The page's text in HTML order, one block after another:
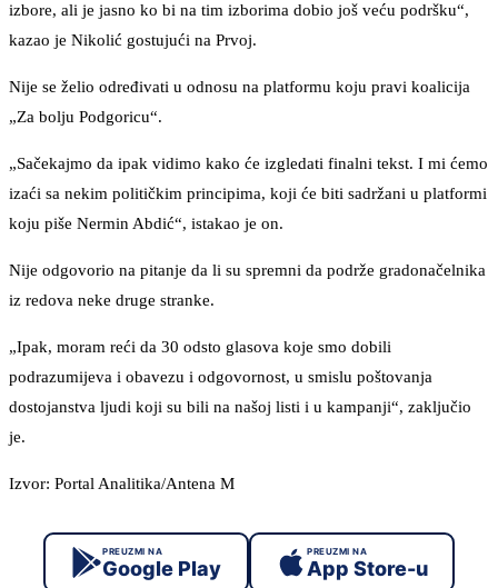
izbore, ali je jasno ko bi na tim izborima dobio još veću podršku“,
kazao je Nikolić gostujući na Prvoj.
Nije se želio određivati u odnosu na platformu koju pravi koalicija
„Za bolju Podgoricu“.
„Sačekajmo da ipak vidimo kako će izgledati finalni tekst. I mi ćemo
izaći sa nekim političkim principima, koji će biti sadržani u platformi
koju piše Nermin Abdić“, istakao je on.
Nije odgovorio na pitanje da li su spremni da podrže gradonačelnika
iz redova neke druge stranke.
„Ipak, moram reći da 30 odsto glasova koje smo dobili
podrazumijeva i obavezu i odgovornost, u smislu poštovanja
dostojanstva ljudi koji su bili na našoj listi i u kampanji“, zaključio
je.
Izvor: Portal Analitika/Antena M
PREUZMI NA
Google Play
PREUZMI NA
App Store-u